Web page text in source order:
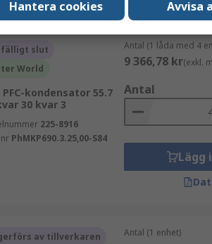
slut
World
kondensator 55.7
30 kvar 3
225-8916
PhMKP690.3.25,00-S84
Antal (1 låda med 4
9 366,78 kr(exkl.
Antal
Lägg
av tillverkaren
Antal (1 enhet)
Hantera cookies Avvisa